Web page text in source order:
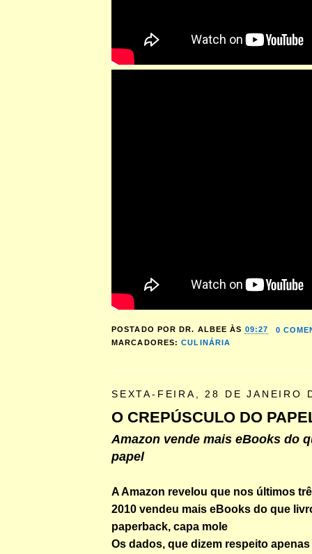
POSTADO POR DR. ALBEE ÀS 09:27
0
MARCADORES:CULINÁRIA
SEXTA-FEIRA, 28 DE JANEIRO
O CREPÚSCULO DO
Amazon vende mais eBooks do
papel
A Amazon revelou que nos últimos
2010 vendeu mais eBooks do que
paperback, capa mole
Os dados, que dizem respeito